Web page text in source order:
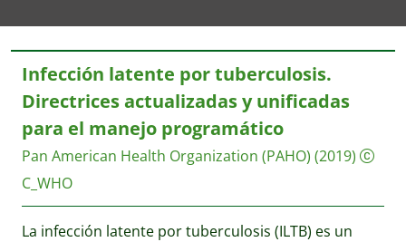
Infección latente por tuberculosis.
Directrices actualizadas y unificadas
para el manejo programático
Pan American Health Organization (PAHO) (2019)
C_WHO
La infección latente por tuberculosis (ILTB) es un